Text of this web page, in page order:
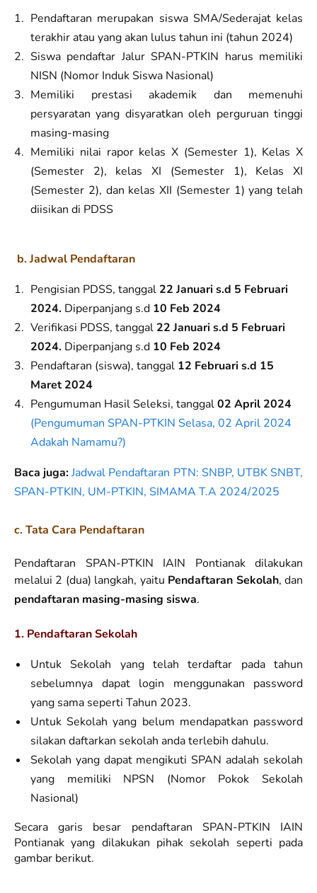
Pendaftaran merupakan siswa SMA/Sederajat kelas
terakhir atau yang akan lulus tahun ini (tahun 2024)
Siswa pendaftar Jalur SPAN-PTKIN harus memiliki
NISN (Nomor Induk Siswa Nasional)
Memiliki prestasi akademik dan memenuhi
persyaratan yang disyaratkan oleh perguruan tinggi
masing-masing
Memiliki nilai rapor kelas X (Semester 1), Kelas X
(Semester 2), kelas XI (Semester 1), Kelas XI
(Semester 2), dan kelas XII (Semester 1) yang telah
diisikan di PDSS
b. Jadwal Pendaftaran
Pengisian PDSS, tanggal 22 Januari s.d 5 Februari
2024. Diperpanjang s.d 10 Feb 2024
Verifikasi PDSS, tanggal 22 Januari s.d 5 Februari
2024. Diperpanjang s.d 10 Feb 2024
Pendaftaran (siswa), tanggal 12 Februari s.d 15
Maret 2024
Pengumuman Hasil Seleksi, tanggal02 April 2024
(Pengumuman SPAN-PTKIN Selasa, 02 April 2024
Adakah Namamu?)
Baca juga:Jadwal Pendaftaran PTN: SNBP, UTBK SNBT,
SPAN-PTKIN, UM-PTKIN, SIMAMA T.A 2024/2025
c. Tata Cara Pendaftaran
Pendaftaran SPAN-PTKIN IAIN Pontianak dilakukan
melalui 2 (dua) langkah, yaitu Pendaftaran Sekolah, dan
pendaftaran masing-masing siswa.
1. Pendaftaran Sekolah
Untuk Sekolah yang telah terdaftar pada tahun
sebelumnya dapat login menggunakan password
yang sama seperti Tahun 2023.
Untuk Sekolah yang belum mendapatkan password
silakan daftarkan sekolah anda terlebih dahulu.
Sekolah yang dapat mengikuti SPAN adalah sekolah
yang memiliki NPSN (Nomor Pokok Sekolah
Nasional)
Secara garis besar pendaftaran SPAN-PTKIN IAIN
Pontianak yang dilakukan pihak sekolah seperti pada
gambar berikut.